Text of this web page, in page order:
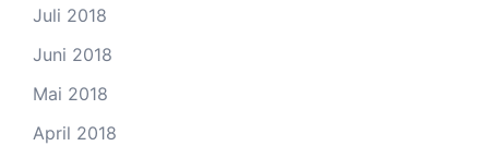
Juli 2018
Juni 2018
Mai 2018
April 2018